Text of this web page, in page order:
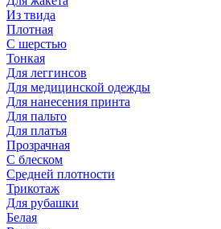
Из твида
Плотная
С шерстью
Тонкая
Для леггинсов
Для медицинской одежды
Для нанесения принта
Для пальто
Для платья
Прозрачная
С блеском
Средней плотности
Трикотаж
Для рубашки
Белая